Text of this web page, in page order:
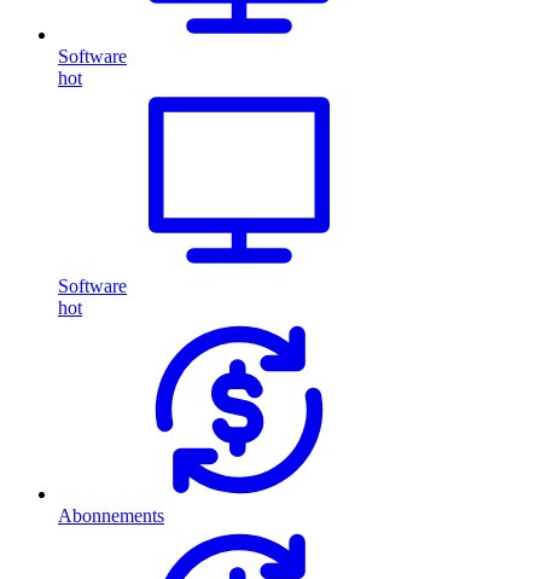
Software
hot
Software
hot
Abonnements